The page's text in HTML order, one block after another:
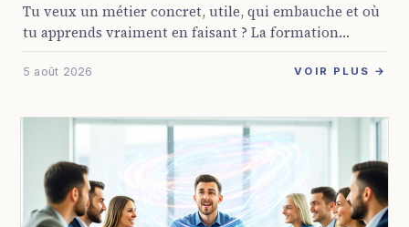
Tu veux un métier concret, utile, qui embauche et où
tu apprends vraiment en faisant ? La formation
auxiliaire de puériculture en alternance coche
beaucoup de cases pour pas mal ...
5 août 2026 VOIR PLUS →